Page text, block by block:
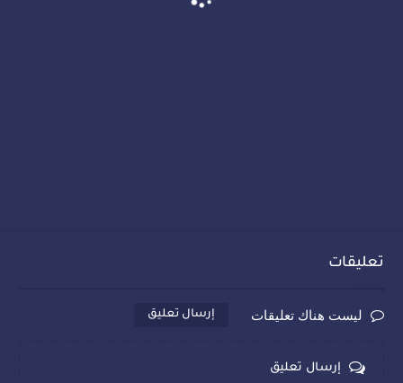
تعليقات
ليست هناك تعليقات إرسال تعليق
إرسال تعليق